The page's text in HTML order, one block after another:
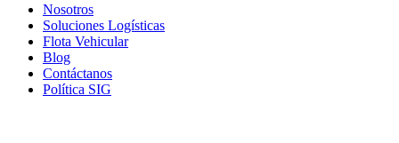
Nosotros
Soluciones Logísticas
Flota Vehicular
Blog
Contáctanos
Política SIG